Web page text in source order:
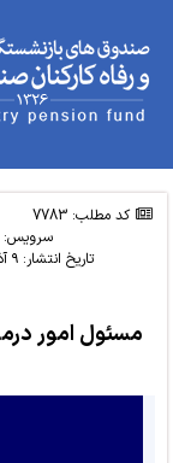
کد مطلب: 7783
تاریخ انتشار: ۹ آذر ۱۴۰۰ - ۱۳:۴۷
مسئول امور